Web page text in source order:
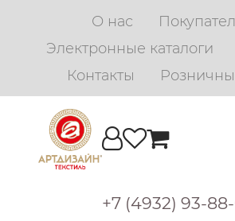
О нас
Электронные каталоги
Контакты
+7 (4932) 93-